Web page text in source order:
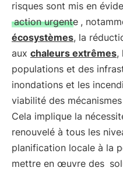
risques sont mis en
action urgente ,
écosystèmes, la
aux chaleurs extrêmes,
populations et des
inondations et les
viabilité des
Cela implique la
renouvelé à tous les
planification locale à la
mettre en œuvre des